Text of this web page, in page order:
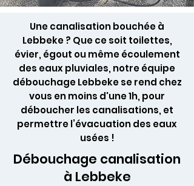
Une canalisation bouchée à
Lebbeke ? Que ce soit toilettes,
évier, égout ou même écoulement
des eaux pluviales, notre équipe
débouchage Lebbeke se rend chez
vous en moins d'une 1h, pour
déboucher les canalisations, et
permettre l’évacuation des eaux
usées !
Débouchage canalisation
à Lebbeke